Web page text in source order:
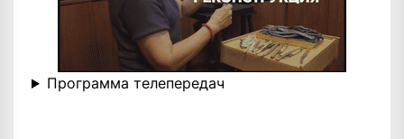
Программа телепередач